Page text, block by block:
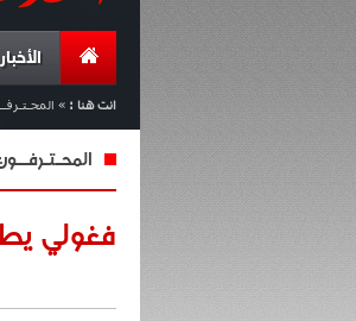
الأخبار
انت هنا : »
فغولي